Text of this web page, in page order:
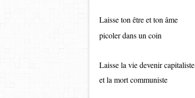
Laisse ton être et ton âme
picoler dans un coin
Laisse la vie devenir capitaliste
et la mort communiste